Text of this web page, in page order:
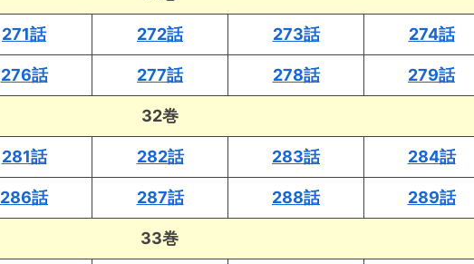
271話 272話 273話 274話
276話 277話 278話 279話
32巻
281話 282話 283話 284話
286話 287話 288話 289話
33巻